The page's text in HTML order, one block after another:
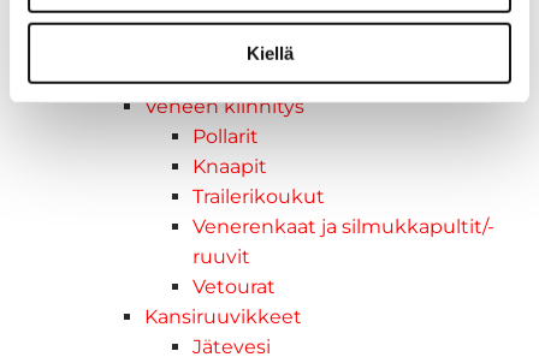
Kiellä
Tuolinjalat
Venetuolit
Veneen kiinnitys
Pollarit
Knaapit
Trailerikoukut
Venerenkaat ja silmukkapultit/-
ruuvit
Vetourat
Kansiruuvikkeet
Jätevesi